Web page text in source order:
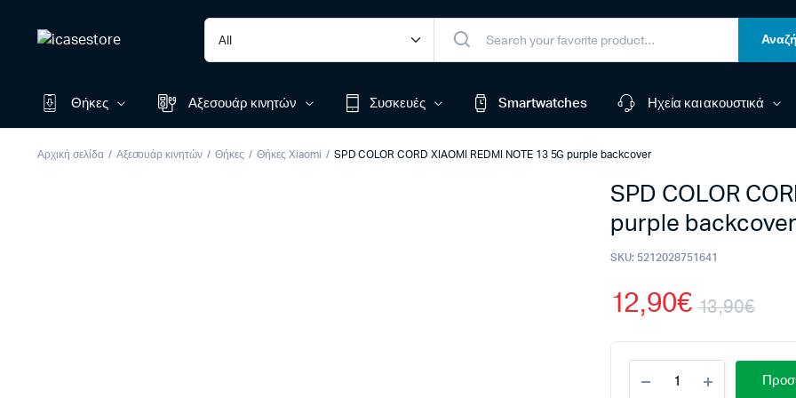
Θήκες Αξεσουάρ κινητών Συσκευές Smartwatches Ηχεία και ακουστικά
Αρχική σελίδα Αξεσουάρ κινητών Θήκες Θήκες Xiaomi SPD COLOR CORD XIAOMI REDMI NOTE 13 5G purple backcover
SPD COLOR
purple backcover
SKU: 5212028751641
13,90€
12,90€
Η
COLOR